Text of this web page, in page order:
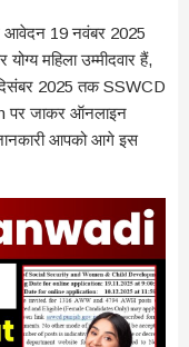
आवेदन 19 नवंबर 2025
महिला उम्मीदवार हैं,
2025 तक SSWCD
पर जाकर ऑनलाइन
आपको आगे इस